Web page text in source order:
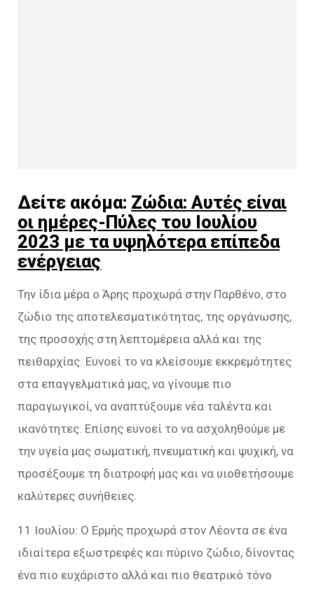
Δείτε ακόμα: Ζώδια: Αυτές είναι
οι ημέρες-Πύλες του Ιουλίου
2023 με τα υψηλότερα επίπεδα
ενέργειας
Την ίδια μέρα ο Άρης προχωρά στην Παρθένο, στο
ζώδιο της αποτελεσματικότητας, της οργάνωσης,
της προσοχής στη λεπτομέρεια αλλά και της
πειθαρχίας. Ευνοεί το να κλείσουμε εκκρεμότητες
στα επαγγελματικά μας, να γίνουμε πιο
παραγωγικοί, να αναπτύξουμε νέα ταλέντα και
ικανότητες. Επίσης ευνοεί το να ασχοληθούμε με
την υγεία μας σωματική, πνευματική και ψυχική, να
προσέξουμε τη διατροφή μας και να υιοθετήσουμε
καλύτερες συνήθειες.
11 Ιουλίου: Ο Ερμής προχωρά στον Λέοντα σε ένα
ιδιαίτερα εξωστρεφές και πύρινο ζώδιο, δίνοντας
ένα πιο ευχάριστο αλλά και πιο θεατρικό τόνο